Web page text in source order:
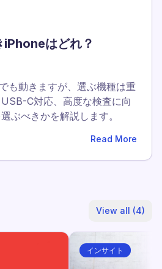
はどれ？
も動きますが、選ぶ機種は重
C対応、高度な検査に向
ぶべきかを解説します。
Read More
View all (4)
インサイト